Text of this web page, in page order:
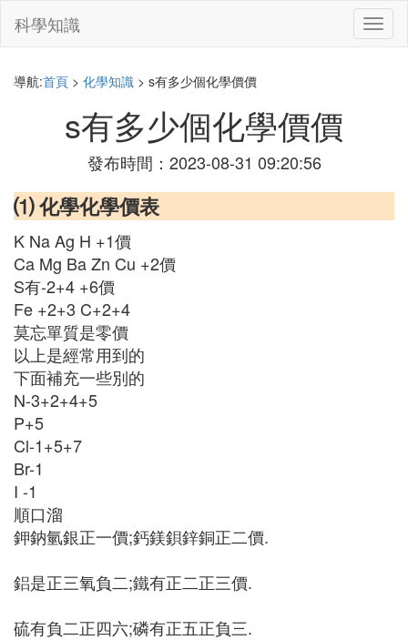
切
換
科學知識
導航:首頁 > 化學知識 > s有多少個化學價價
s有多少個化學價價
發布時間：2023-08-31 09:20:56
⑴ 化學化學價表
K Na Ag H +1價
Ca Mg Ba Zn Cu +2價
S有-2+4 +6價
Fe +2+3 C+2+4
莫忘單質是零價
以上是經常用到的
下面補充一些別的
N-3+2+4+5
P+5
Cl-1+5+7
Br-1
I -1
順口溜
鉀鈉氫銀正一價;鈣鎂鋇鋅銅正二價.
鋁是正三氧負二;鐵有正二正三價.
硫有負二正四六;磷有正五正負三.